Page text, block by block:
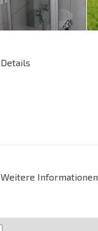
Details
Weitere Informationen